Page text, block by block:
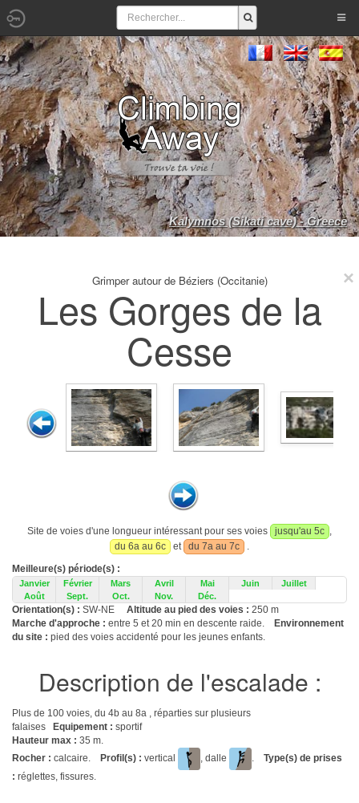
Kalymnos (Sikati cave) - Greece
Grimper autour de Béziers (Occitanie)
Les Gorges de la
Cesse
Site de voies d'une longueur intéressant pour ses voies jusqu'au 5c ,
du 6a au 6c
et du 7a au 7c
.
Meilleure(s) période(s) :
Janvier Février Mars Avril Mai Juin
Juillet
Août
Sept. Oct. Nov. Déc.
Orientation(s) : SW-NE Altitude au pied des voies : 250 m
Marche d'approche : entre 5 et 20 min en descente raide.
Environnement
du site : pied des voies accidenté pour les jeunes enfants.
Description de l'escalade :
Plus de 100 voies, du 4b au 8a , réparties sur plusieurs
falaises
Equipement : sportif
Hauteur max : 35 m.
Rocher : calcaire. Profil(s) : vertical , dalle . Type(s) de prises
: réglettes, fissures.